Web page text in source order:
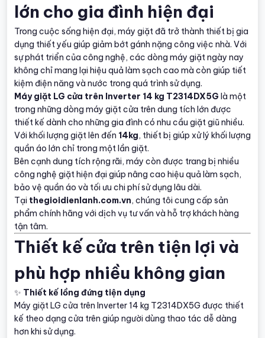
lớn cho gia đình hiện đại
Trong cuộc sống hiện đại, máy giặt đã trở thành thiết bị gia
dụng thiết yếu giúp giảm bớt gánh nặng công việc nhà. Với
sự phát triển của công nghệ, các dòng máy giặt ngày nay
không chỉ mang lại hiệu quả làm sạch cao mà còn giúp tiết
kiệm điện năng và nước trong quá trình sử dụng.
Máy giặt LG cửa trên Inverter 14 kg T2314DX5G là một
trong những dòng máy giặt cửa trên dung tích lớn được
thiết kế dành cho những gia đình có nhu cầu giặt giũ nhiều.
Với khối lượng giặt lên đến 14kg, thiết bị giúp xử lý khối lượng
quần áo lớn chỉ trong một lần giặt.
Bên cạnh dung tích rộng rãi, máy còn được trang bị nhiều
công nghệ giặt hiện đại giúp nâng cao hiệu quả làm sạch,
bảo vệ quần áo và tối ưu chi phí sử dụng lâu dài.
Tại thegioidienlanh.com.vn, chúng tôi cung cấp sản
phẩm chính hãng với dịch vụ tư vấn và hỗ trợ khách hàng
tận tâm.
Thiết kế cửa trên tiện lợi và
phù hợp nhiều không gian
✨ Thiết kế lồng đứng tiện dụng
Máy giặt LG cửa trên Inverter 14 kg T2314DX5G được thiết
kế theo dạng cửa trên giúp người dùng thao tác dễ dàng
hơn khi sử dụng.